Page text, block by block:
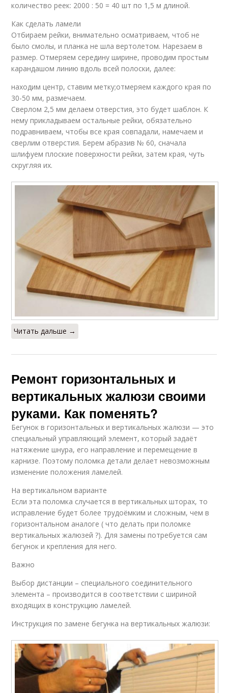
количество реек: 2000 : 50 = 40 шт по 1,5 м длиной.
Как сделать ламели
Отбираем рейки, внимательно осматриваем, чтоб не
было смолы, и планка не шла вертолетом. Нарезаем в
размер. Отмеряем середину ширине, проводим простым
карандашом линию вдоль всей полоски, далее:
находим центр, ставим метку;отмеряем каждого края по
30-50 мм, размечаем.
Сверлом 2,5 мм делаем отверстия, это будет шаблон. К
нему прикладываем остальные рейки, обязательно
подравниваем, чтобы все края совпадали, намечаем и
сверлим отверстия. Берем абразив № 60, сначала
шлифуем плоские поверхности рейки, затем края, чуть
скругляя их.
Читать дальше →
Ремонт горизонтальных и
вертикальных жалюзи своими
руками. Как поменять?
Бегунок в горизонтальных и вертикальных жалюзи — это
специальный управляющий элемент, который задаёт
натяжение шнура, его направление и перемещение в
карнизе. Поэтому поломка детали делает невозможным
изменение положения ламелей.
На вертикальном варианте
Если эта поломка случается в вертикальных шторах, то
исправление будет более трудоёмким и сложным, чем в
горизонтальном аналоге ( что делать при поломке
вертикальных жалюзей ?). Для замены потребуется сам
бегунок и крепления для него.
Важно
Выбор дистанции – специального соединительного
элемента – производится в соответствии с шириной
входящих в конструкцию ламелей.
Инструкция по замене бегунка на вертикальных жалюзи: